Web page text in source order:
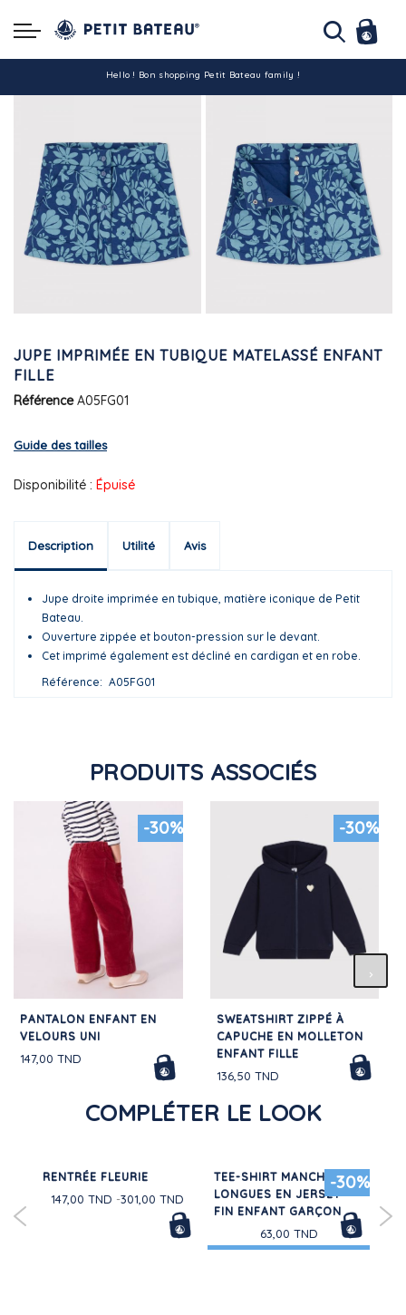
Hello ! Bon shopping Petit Bateau family !
-10% pour tout paiement par carte bancaire (hors promo)
JUPE IMPRIMÉE EN TUBIQUE MATELASSÉ ENFANT
FILLE
Référence A05FG01
Guide des tailles
Disponibilité : Épuisé
Description Utilité Avis
Jupe droite imprimée en tubique, matière iconique de Petit
Bateau.
Ouverture zippée et bouton-pression sur le devant.
Cet imprimé également est décliné en cardigan et en robe.
Référence
A05FG01
PRODUITS ASSOCIÉS
-30%
PANTALON ENFANT EN
VELOURS UNI
147,00 TND
-30%
SWEATSHIRT ZIPPÉ À
CAPUCHE EN MOLLETON
ENFANT FILLE
136,50 TND
COMPLÉTER LE LOOK
RENTRÉE FLEURIE
147,00 TND 301,00 TND
-30%
TEE-SHIRT MANCHES
LONGUES EN JERSEY
FIN ENFANT GARÇON
63,00 TND